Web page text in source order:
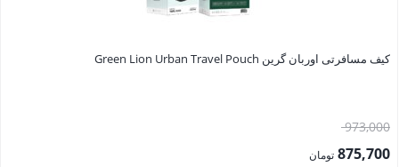
کیف مسافرتی اوربان گرین Green Lion Urban Travel Pouch
973,000قیمت
اصلی:875,700 تومان